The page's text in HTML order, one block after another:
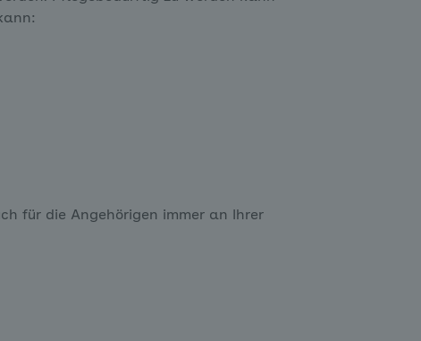
für die Angehörigen immer an Ihrer